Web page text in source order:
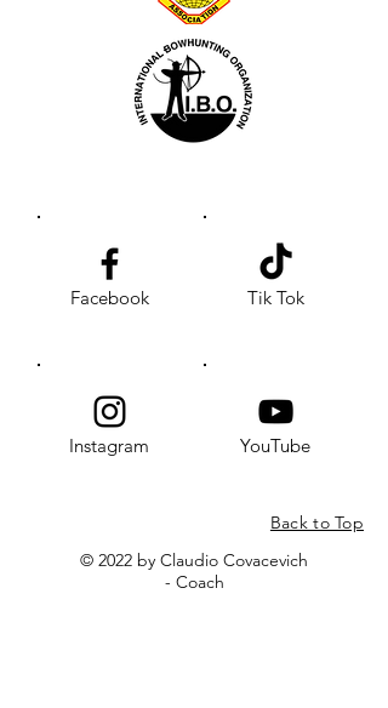
Facebook Tik Tok
Instagram YouTube
Back to Top
© 2022 by Claudio Covacevich
- Coach